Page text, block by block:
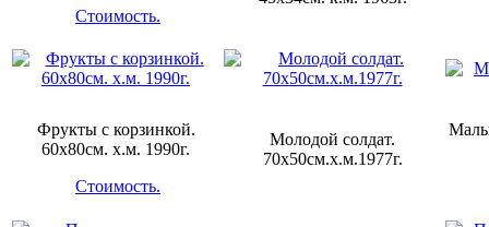
Стоимость.
Фрукты с корзинкой.
60х80см. х.м. 1990г.
Стоимость.
Молодой солдат.
70х50см.х.м.1977г.